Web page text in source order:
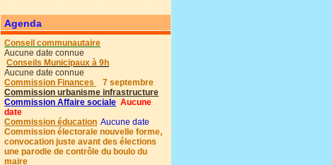
Agenda
Conseil communautaire
Aucune date connue
Conseils Municipaux à 9h
Aucune date connue
Commission Finances
7 septembre
Commission urbanisme infrastructure
Commission Affaire sociale Aucune
date
Commission éducation Aucune date
Commission électorale nouvelle forme,
convocation juste avant des élections
une parodie de contrôle du boulo du
maire